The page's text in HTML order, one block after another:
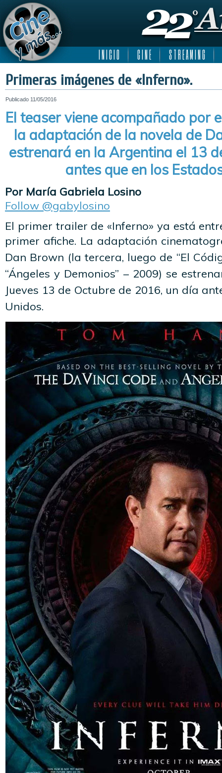
I N I C I O C I N E S T R E A M I N G
Primeras imágenes de «Inferno».
Publicado 11/05/2016
El teaser viene acompañado por
la adaptación de la novela de
estrenará en la Argentina el 13
antes que en los
Por María Gabriela Losino
Follow @gabylosino
El primer trailer de «Inferno» ya está
primer afiche. La adaptación
Dan Brown (la tercera, luego de “El
“Ángeles y Demonios” – 2009) se
Jueves 13 de Octubre de 2016, un día
Unidos.